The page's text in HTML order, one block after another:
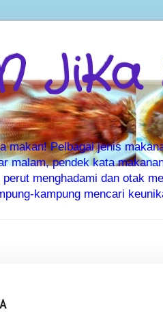
JiKa
makan! Pelbagai jenis
malam, pendek kata
menghadami dan otak
kampung mencari